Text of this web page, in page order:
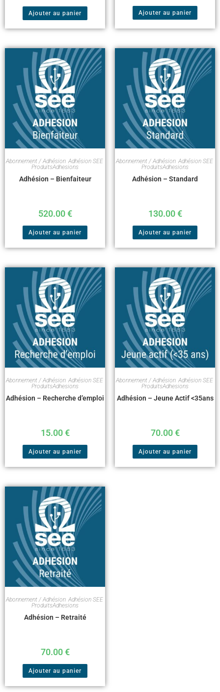
Ajouter au panier Ajouter au panier
Abonnement / Adhésion Adhésion SEE
ProduitsAdhesions
Adhésion – Bienfaiteur
520.00€
Ajouter au panier
Abonnement / Adhésion Adhésion SEE
ProduitsAdhesions
Adhésion – Standard
130.00€
Ajouter au panier
Abonnement / Adhésion Adhésion SEE
ProduitsAdhesions
Adhésion – Recherche d’emploi
15.00€
Ajouter au panier
Abonnement / Adhésion Adhésion SEE
ProduitsAdhesions
Adhésion – Jeune Actif <35ans
70.00€
Ajouter au panier
Abonnement / Adhésion Adhésion SEE
ProduitsAdhesions
Adhésion – Retraité
70.00€
Ajouter au panier